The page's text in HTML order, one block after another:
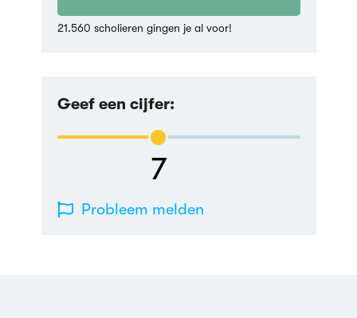
21.560 scholieren gingen je al voor!
Geef een cijfer:
7
Probleem melden